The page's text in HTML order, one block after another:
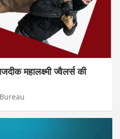
महालक्ष्मी ज्वैलर्स की